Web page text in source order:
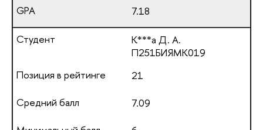
7.18
К***а Д. А.
П251БИЯМК019
21
7.09